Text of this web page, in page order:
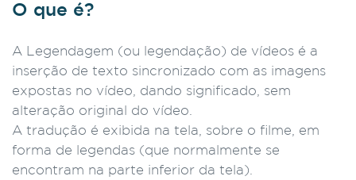
O que é?
A Legendagem (ou legendação) de vídeos é a
inserção de texto sincronizado com as imagens
expostas no vídeo, dando significado, sem
alteração original do vídeo.
A tradução é exibida na tela, sobre o filme, em
forma de legendas (que normalmente se
encontram na parte inferior da tela).